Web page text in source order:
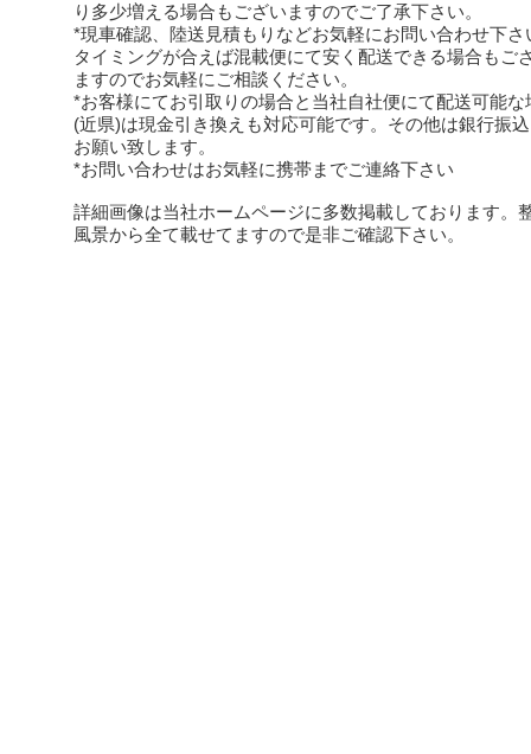
り多少増える場合もございますのでご了承下さい。
*現車確認、陸送見積もりなどお気軽にお問い合わせ下さ
タイミングが合えば混載便にて安く配送できる場合もご
ますのでお気軽にご相談ください。
*お客様にてお引取りの場合と当社自社便にて配送可能な
(近県)は現金引き換えも対応可能です。その他は銀行振
お願い致します。
*お問い合わせはお気軽に携帯までご連絡下さい
詳細画像は当社ホームページに多数掲載しております。
風景から全て載せてますので是非ご確認下さい。